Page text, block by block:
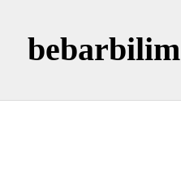
bebarbilim